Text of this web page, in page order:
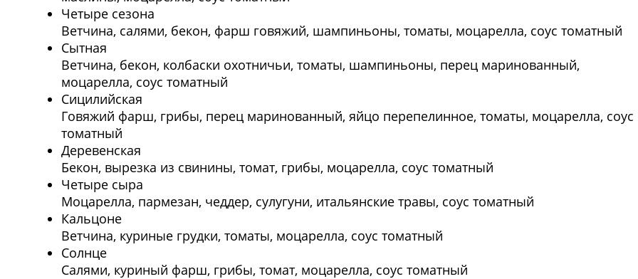
Четыре сезона
Ветчина, салями, бекон, фарш говяжий, шампиньоны, томаты, моцарелла, соус томатный
Сытная
Ветчина, бекон, колбаски охотничьи, томаты, шампиньоны, перец маринованный,
моцарелла, соус томатный
Сицилийская
Говяжий фарш, грибы, перец маринованный, яйцо перепелинное, томаты, моцарелла, соус
томатный
Деревенская
Бекон, вырезка из свинины, томат, грибы, моцарелла, соус томатный
Четыре сыра
Моцарелла, пармезан, чеддер, сулугуни, итальянские травы, соус томатный
Кальцоне
Ветчина, куриные грудки, томаты, моцарелла, соус томатный
Солнце
Салями, куриный фарш, грибы, томат, моцарелла, соус томатный